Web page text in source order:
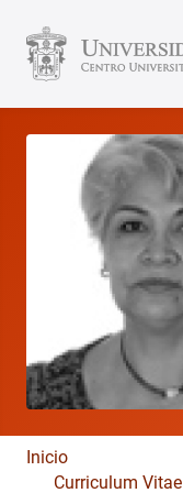
Inicio
Curriculum Vitae